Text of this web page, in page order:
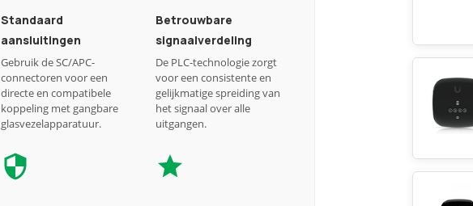
Standaard
aansluitingen
Gebruik de SC/APC-
connectoren voor een
directe en compatibele
koppeling met gangbare
glasvezelapparatuur.
Betrouwbare
signaalverdeling
De PLC-technologie zorgt
voor een consistente en
gelijkmatige spreiding van
het signaal over alle
uitgangen.